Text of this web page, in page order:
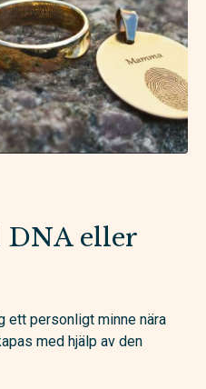
DNA eller
ett personligt minne nära
med hjälp av den